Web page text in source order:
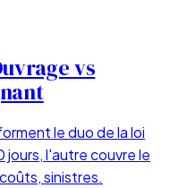
vs
le duo de la loi
l'autre couvre le
sinistres.